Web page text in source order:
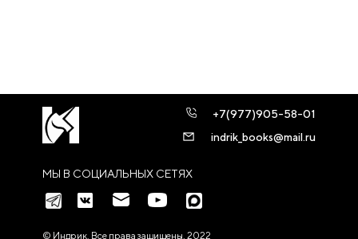
МЫ В СОЦИАЛЬНЫХ СЕТЯХ
+7(977)905-58-01
indrik_books@mail.ru
© Индрик. Все права защищены, 2022